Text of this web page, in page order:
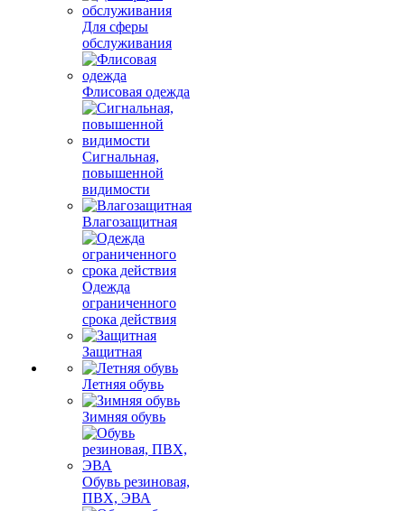
Для сферы
обслуживания
Флисовая одежда
Сигнальная,
повышенной
видимости
Влагозащитная
Одежда
ограниченного
срока действия
Защитная
Летняя обувь
Зимняя обувь
Обувь резиновая,
ПВХ, ЭВА